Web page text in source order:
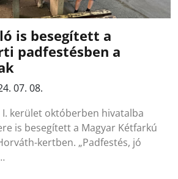
is besegített a
padfestésben a
07. 08.
I. kerület októberben hivatalba
is besegített a Magyar Kétfarkú
kertben. „Padfestés, jó